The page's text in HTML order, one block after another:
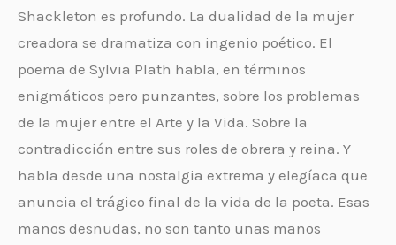
Shackleton es profundo. La dualidad de la mujer
creadora se dramatiza con ingenio poético. El
poema de Sylvia Plath habla, en términos
enigmáticos pero punzantes, sobre los problemas
de la mujer entre el Arte y la Vida. Sobre la
contradicción entre sus roles de obrera y reina. Y
habla desde una nostalgia extrema y elegíaca que
anuncia el trágico final de la vida de la poeta. Esas
manos desnudas, no son tanto unas manos